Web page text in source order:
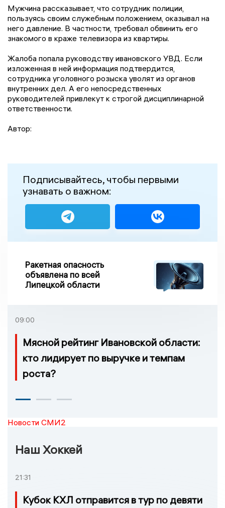
Мужчина рассказывает, что сотрудник полиции,
пользуясь своим служебным положением, оказывал на
него давление. В частности, требовал обвинить его
знакомого в краже телевизора из квартиры.
Жалоба попала руководству ивановского УВД. Если
изложенная в ней информация подтвердится,
сотрудника уголовного розыска уволят из органов
внутренних дел. А его непосредственных
руководителей привлекут к строгой дисциплинарной
ответственности.
Автор:
Подписывайтесь, чтобы первыми
узнавать о важном:
Ракетная опасность
объявлена по всей
Липецкой области
09:00
Мясной рейтинг Ивановской области:
кто лидирует по выручке и темпам
роста?
Новости СМИ2
Наш Хоккей
21:31
Кубок КХЛ отправится в тур по девяти